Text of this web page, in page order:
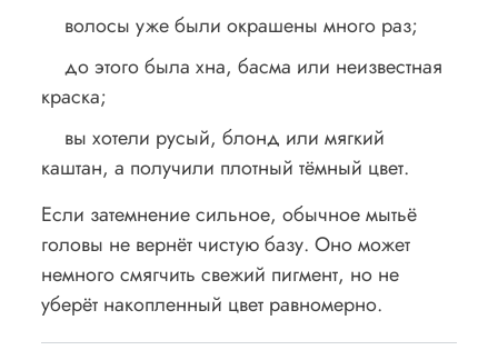
волосы уже были окрашены много раз;
до этого была хна, басма или неизвестная
краска;
вы хотели русый, блонд или мягкий
каштан, а получили плотный тёмный цвет.
Если затемнение сильное, обычное мытьё
головы не вернёт чистую базу. Оно может
немного смягчить свежий пигмент, но не
уберёт накопленный цвет равномерно.